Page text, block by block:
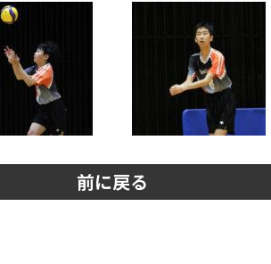
前に戻る